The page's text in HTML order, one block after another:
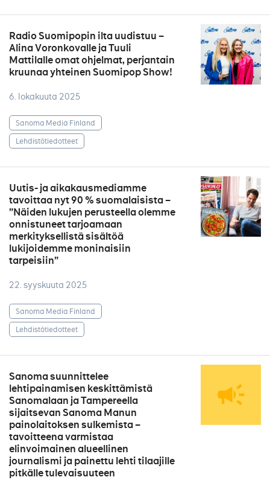
Radio Suomipopin ilta uudistuu –
Alina Voronkovalle ja Tuuli
Mattilalle omat ohjelmat, perjantain
kruunaa yhteinen Suomipop Show!
6. lokakuuta 2025
Sanoma Media Finland
Lehdistötiedotteet
Uutis- ja aikakausmediamme
tavoittaa nyt 90 % suomalaisista –
”Näiden lukujen perusteella olemme
onnistuneet tarjoamaan
merkityksellistä sisältöä
lukijoidemme moninaisiin
tarpeisiin”
22. syyskuuta 2025
Sanoma Media Finland
Lehdistötiedotteet
Sanoma suunnittelee
lehtipainamisen keskittämistä
Sanomalaan ja Tampereella
sijaitsevan Sanoma Manun
painolaitoksen sulkemista –
tavoitteena varmistaa
elinvoimainen alueellinen
journalismi ja painettu lehti tilaajille
pitkälle tulevaisuuteen